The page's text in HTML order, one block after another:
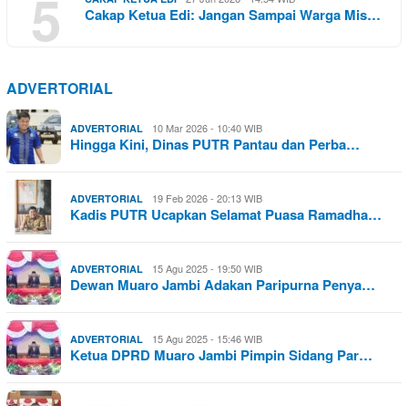
5 Cakap Ketua Edi: Jangan Sampai Warga Mis…
ADVERTORIAL
ADVERTORIAL 10 Mar 2026 - 10:40 WIB
Hingga Kini, Dinas PUTR Pantau dan Perba…
ADVERTORIAL 19 Feb 2026 - 20:13 WIB
Kadis PUTR Ucapkan Selamat Puasa Ramadha…
ADVERTORIAL 15 Agu 2025 - 19:50 WIB
Dewan Muaro Jambi Adakan Paripurna Penya…
ADVERTORIAL 15 Agu 2025 - 15:46 WIB
Ketua DPRD Muaro Jambi Pimpin Sidang Par…